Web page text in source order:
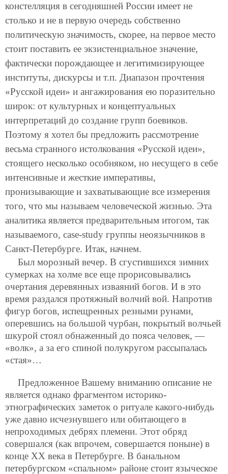
констелляция в сегодняшней России имеет не
столько и не в первую очередь собственно
политическую значимость, скорее, на первое место
стоит поставить ее экзистенциальное значение,
фактически порождающее и легитимизирующее
институты, дискурсы и т.п. Диапазон прочтения
«Русской идеи» и ангажирования ею поразительно
широк: от культурных и концептуальных
интерпретаций до создание групп боевиков.
Поэтому я хотел бы предложить рассмотрение
весьма странного истолкования «Русской идеи»,
стоящего несколько особняком, но несущего в себе
интенсивные и жесткие императивы,
пронизывающие и захватывающие все измерения
того, что мы называем человеческой жизнью. Эта
аналитика является предварительным итогом, так
называемого, case-study группы неоязычников в
Санкт-Петербурге. Итак, начнем.
Был морозный вечер. В сгустившихся зимних
сумерках на холме все еще прорисовывались
очертания деревянных изваяний богов. И в это
время раздался протяжный волчий вой. Напротив
фигур богов, испещренных резными рунами,
оперевшись на большой чурбан, покрытый волчьей
шкурой стоял обнаженный до пояса человек, —
«волк», а за его спиной полукругом рассыпалась
«стая»…
Предложенное Вашему вниманию описание не
является однако фрагментом историко-
этнографических заметок о ритуале какого-нибудь
уже давно исчезнувшего или обитающего в
непроходимых дебрях племени. Этот обряд
совершался (как впрочем, совершается поныне) в
конце ХХ века в Петербурге. В банальном
петербургском «спальном» районе стоит языческое